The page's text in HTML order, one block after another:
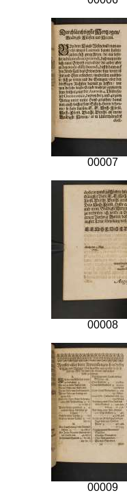
00007
00008
00009